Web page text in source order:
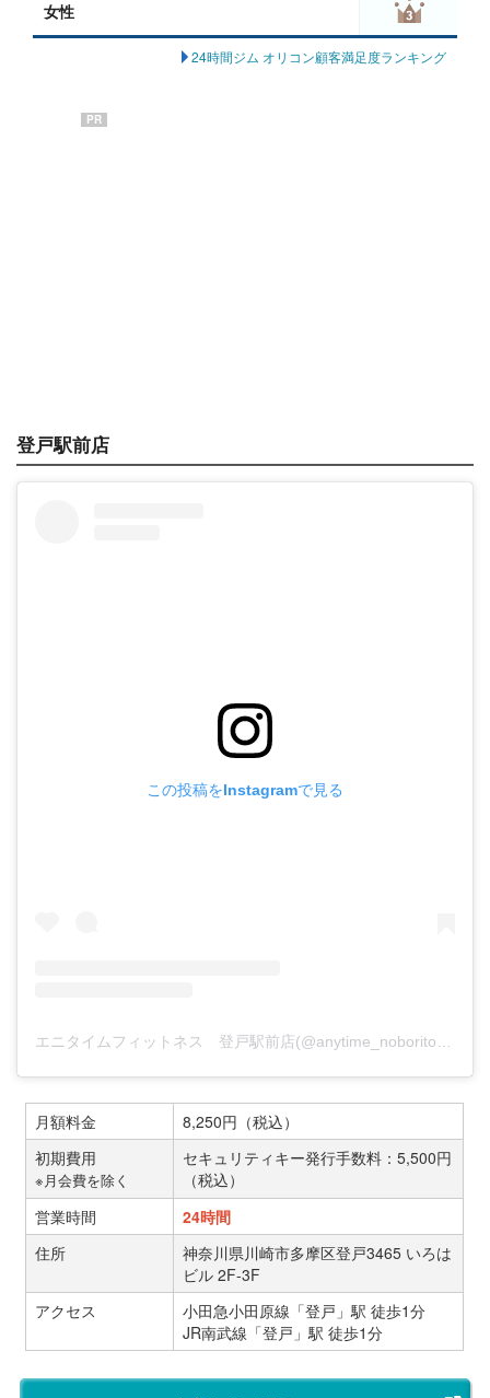
女性
24時間ジム オリコン顧客満足度ランキング
PR
登戸駅前店
この投稿をInstagramで見る
月額料金
8,250円（税込）
初期費用
※月会費を除く
セキュリティキー発行手数料：5,500円
（税込）
営業時間
24時間
住所
神奈川県川崎市多摩区登戸3465 いろは
ビル 2F-3F
アクセス
小田急小田原線「登戸」駅 徒歩1分
JR南武線「登戸」駅 徒歩1分